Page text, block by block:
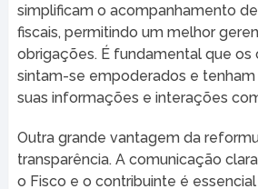
simplificam o acompanhamento
fiscais, permitindo um melhor
obrigações. É fundamental que os
sintam-se empoderados e
suas informações e interações
Outra grande vantagem da
transparência. A comunicação
o Fisco e o contribuinte é